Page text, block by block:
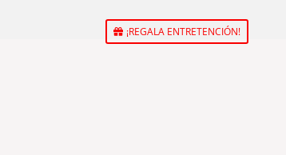
¡REGALA ENTRETENCIÓN!